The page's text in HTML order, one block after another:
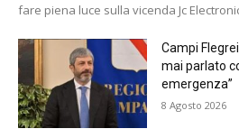
fare piena luce sulla vicenda Jc
Campi
mai parlato
emergenza”
8 Agosto 2026